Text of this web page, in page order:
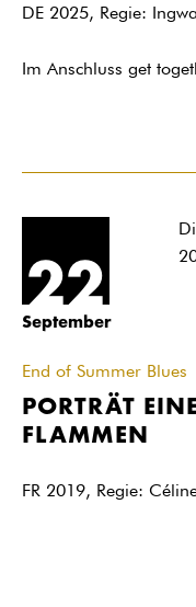
DE 2025, Regie:
Im Anschluss get
22
September
End of Summer Blues
PORTRÄT
FLAMMEN
FR 2019, Regie: